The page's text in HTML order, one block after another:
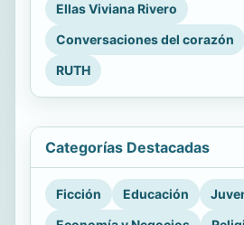
Ellas Viviana Rivero
Conversaciones del corazón
RUTH
Categorías Destacadas
Ficción Educación